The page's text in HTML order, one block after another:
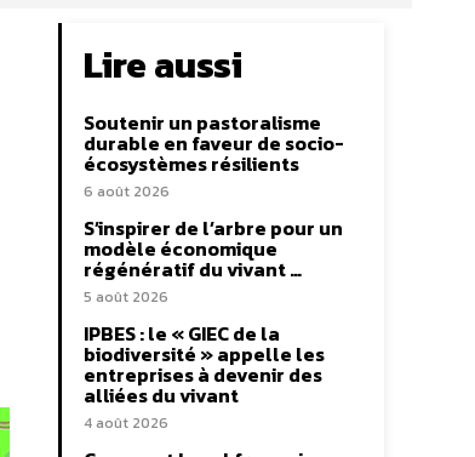
Lire aussi
Soutenir un pastoralisme
durable en faveur de socio-
écosystèmes résilients
6 août 2026
S’inspirer de l’arbre pour un
modèle économique
régénératif du vivant …
5 août 2026
IPBES : le « GIEC de la
biodiversité » appelle les
entreprises à devenir des
alliées du vivant
4 août 2026